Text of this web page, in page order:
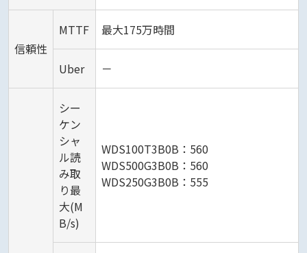
信頼性
MTTF 最大175万時間
Uber －
シー
ケン
シャ
ル読
み取
り最
大(M
B/s)
WDS100T3B0B：560
WDS500G3B0B：560
WDS250G3B0B：555